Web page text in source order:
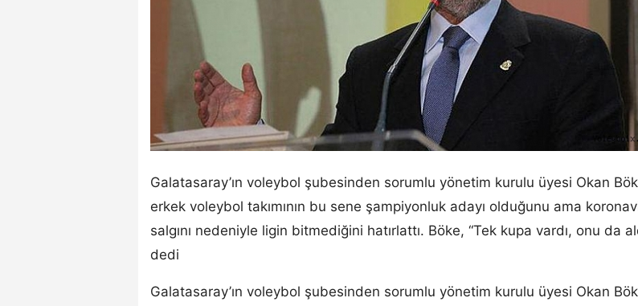
Galatasaray’ın voleybol şubesinden sorumlu yönetim kurulu üyesi Okan
erkek voleybol takımının bu sene şampiyonluk adayı olduğunu ama
salgını nedeniyle ligin bitmediğini hatırlattı. Böke, “Tek kupa vardı, onu da
dedi
Galatasaray’ın voleybol şubesinden sorumlu yönetim kurulu üyesi Okan